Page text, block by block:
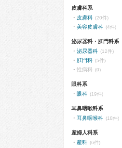
皮膚科系
皮膚科 (20件)
美容皮膚科 (4件)
泌尿器科・肛門科系
泌尿器科 (12件)
肛門科 (5件)
性病科 (0)
眼科系
眼科 (19件)
耳鼻咽喉科系
耳鼻咽喉科 (18件)
産婦人科系
産科 (6件)